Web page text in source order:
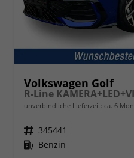
Volkswagen Golf
R-Line
unverbindliche Lieferzeit: ca. 6
Fahrzeugnr. 345441
Kraftstoff Benzin